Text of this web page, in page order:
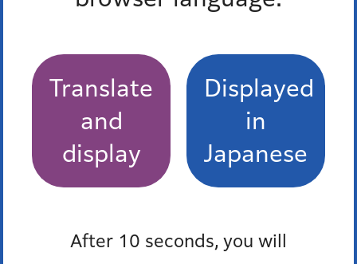
Translate
and
display
Displayed
in
Japanese
After 10 seconds, you will
港南いきいきプラザ
担当課
高齢者支援課高齢者福祉係
情報」トップに戻る